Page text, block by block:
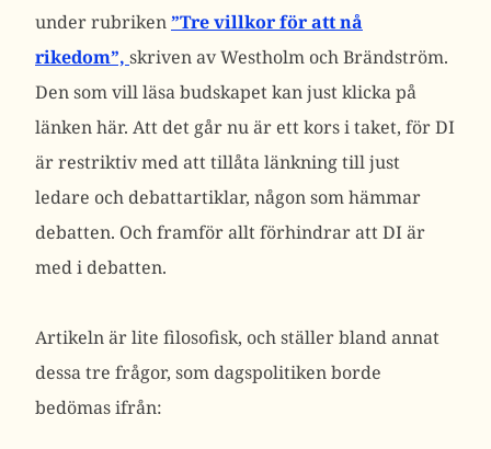
under rubriken”Tre villkor för att nå
rikedom”, skriven av Westholm och Brändström.
Den som vill läsa budskapet kan just klicka på
länken här. Att det går nu är ett kors i taket, för DI
är restriktiv med att tillåta länkning till just
ledare och debattartiklar, någon som hämmar
debatten. Och framför allt förhindrar att DI är
med i debatten.
Artikeln är lite filosofisk, och ställer bland annat
dessa tre frågor, som dagspolitiken borde
bedömas ifrån: